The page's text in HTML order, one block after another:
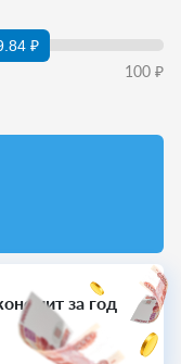
₽
100 ₽
за год